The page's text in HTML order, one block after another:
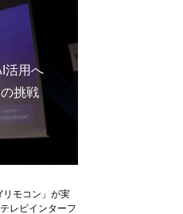
活用へ
挑戦
リモコン」が実
レビインターフ